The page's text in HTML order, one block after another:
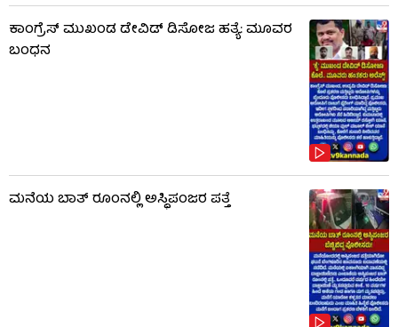
ಕಾಂಗ್ರೆಸ್ ಮುಖಂಡ ಡೇವಿಡ್ ಡಿಸೋಜ ಹತ್ಯೆ: ಮೂವರ
ಬಂಧನ
ಮನೆಯ ಬಾತ್ ರೂಂನಲ್ಲಿ ಅಸ್ಥಿಪಂಜರ ಪತ್ತೆ